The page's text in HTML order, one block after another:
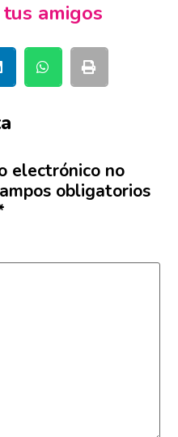
amigos
electrónico no
obligatorios